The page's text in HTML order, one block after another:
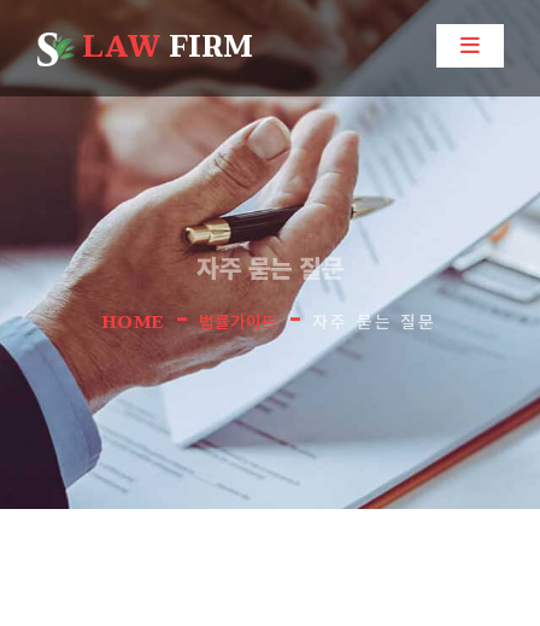
LAWFIRM
자주 묻는 질문
HOME - 법률가이드- 자주 묻는 질문